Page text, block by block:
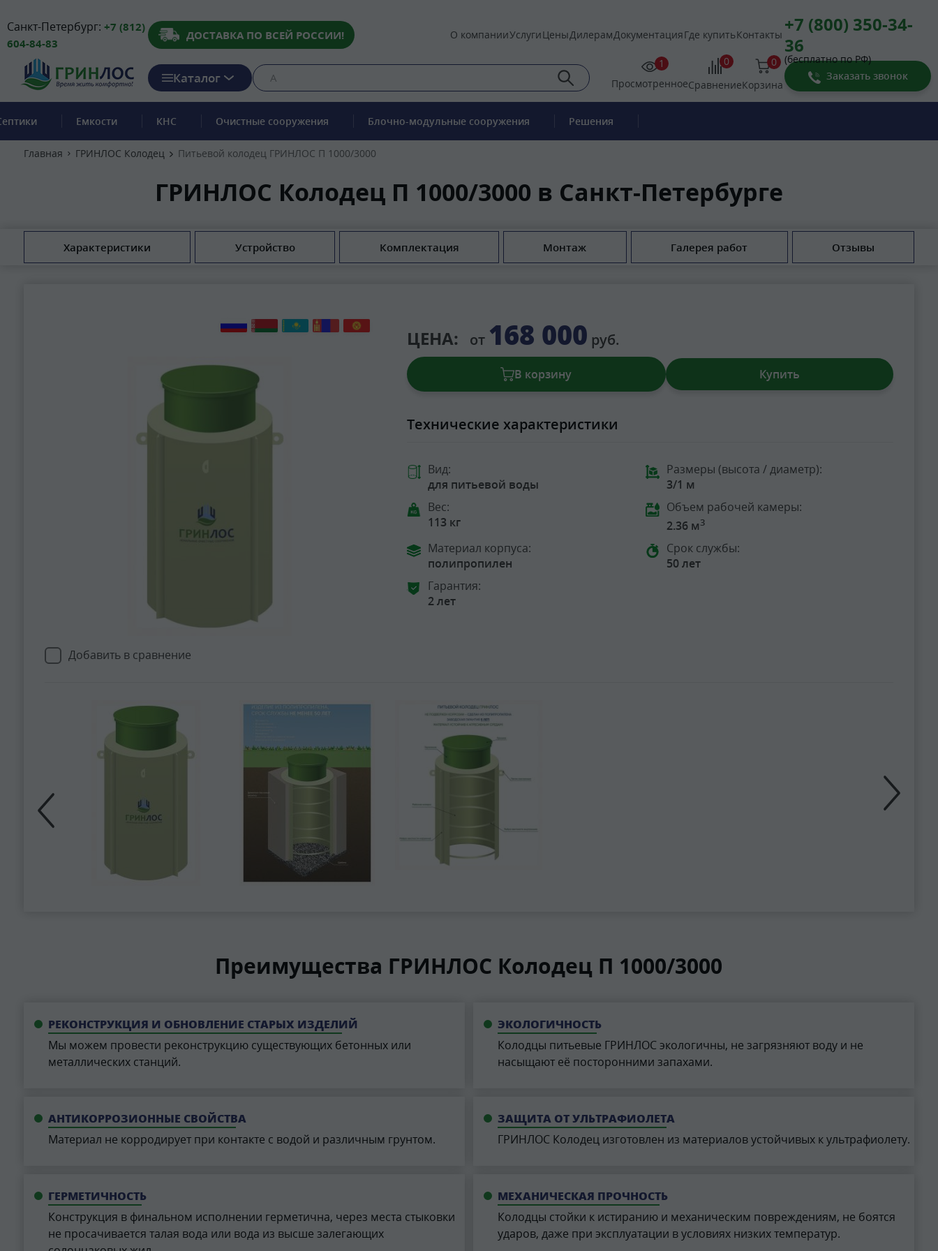
Санкт-Петербург: +7 (812)
604-84-83
ДОСТАВКА ПО ВСЕЙ РОССИИ! О компанииУслугиЦеныДилерамДокументацияГде купитьКонтакты +7 (800) 350-34-
36
(бесплатно по РФ)
Каталог
1
Просмотренное
0
Сравнение
0
Корзина
Заказать звонок
Емкости КНС Очистные сооружения Блочно-модульные сооружения Решения
Главная ГРИНЛОС Колодец Питьевой колодец ГРИНЛОС П 1000/3000
ГРИНЛОС Колодец П 1000/3000 в Санкт-Петербурге
Характеристики Устройство Комплектация Монтаж Галерея работ Отзывы
Добавить в сравнение
ЦЕНА: от 168 000 руб.
В корзину Купить
Технические характеристики
Вид:
для питьевой воды
Размеры (высота / диаметр):
3/1 м
Вес:
113 кг
Объем рабочей камеры:
2.36 м3
Материал корпуса:
полипропилен
Срок службы:
50 лет
Гарантия:
2 лет
Преимущества ГРИНЛОС Колодец П 1000/3000
РЕКОНСТРУКЦИЯ И ОБНОВЛЕНИЕ СТАРЫХ ИЗДЕЛИЙ
Мы можем провести реконструкцию существующих бетонных или
металлических станций.
ЭКОЛОГИЧНОСТЬ
Колодцы питьевые ГРИНЛОС экологичны, не загрязняют воду и не
насыщают её посторонними запахами.
АНТИКОРРОЗИОННЫЕ СВОЙСТВА
Материал не корродирует при контакте с водой и различным грунтом.
ЗАЩИТА ОТ УЛЬТРАФИОЛЕТА
ГРИНЛОС Колодец изготовлен из материалов устойчивых к ультрафиолету.
ГЕРМЕТИЧНОСТЬ
Конструкция в финальном исполнении герметична, через места стыковки
не просачивается талая вода или вода из высше залегающих
МЕХАНИЧЕСКАЯ ПРОЧНОСТЬ
Колодцы стойки к истиранию и механическим повреждениям, не боятся
ударов, даже при эксплуатации в условиях низких температур.